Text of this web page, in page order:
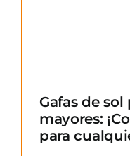
Gafas de sol
mayores:
para